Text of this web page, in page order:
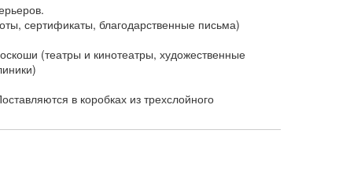
сертификаты, благодарственные письма)
(театры и кинотеатры, художественные
в коробках из трехслойного